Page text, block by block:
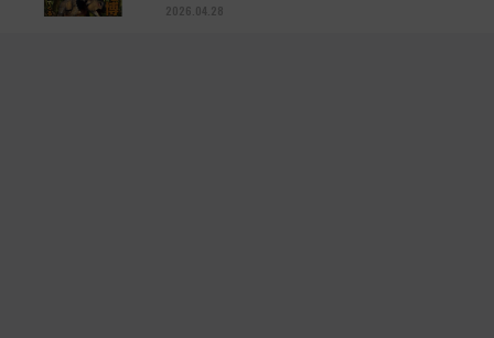
画も
2026.04.28